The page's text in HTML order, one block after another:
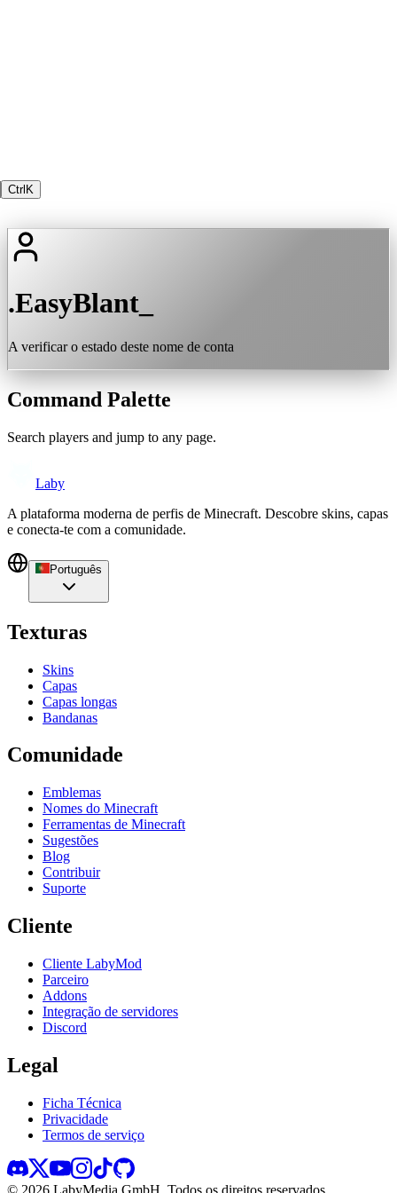
Ctrl K
.EasyBlant_
A verificar o estado deste nome de conta
Command Palette
Search players and jump to any page.
Laby
A plataforma moderna de perfis de Minecraft. Descobre skins, capas
e conecta-te com a comunidade.
Português
Texturas
Skins
Capas
Capas longas
Bandanas
Comunidade
Emblemas
Nomes do Minecraft
Ferramentas de Minecraft
Sugestões
Blog
Contribuir
Suporte
Cliente
Cliente LabyMod
Parceiro
Addons
Integração de servidores
Discord
Legal
Ficha Técnica
Privacidade
Termos de serviço
© 2026 LabyMedia GmbH. Todos os direitos reservados.